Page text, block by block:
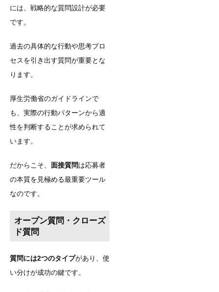
には、戦略的な質問設計が必要
です。
過去の具体的な行動や思考プロ
セスを引き出す質問が重要とな
ります。
厚生労働省のガイドラインで
も、実際の行動パターンから適
性を判断することが求められて
います。
だからこそ、 面接質問は応募者
の本質を見極める最重要ツール
なのです。
オープン質問・クローズ
ド質問
質問には2つのタイプがあり、使
い分けが成功の鍵です。